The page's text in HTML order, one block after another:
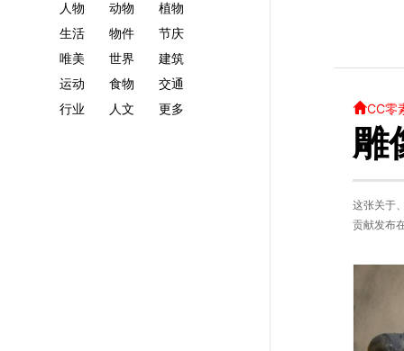
人物
动物
植物
生活
物件
节庆
唯美
世界
建筑
运动
食物
交通
行业
人文 更多 CC零
雕
这张关于
贡献发布